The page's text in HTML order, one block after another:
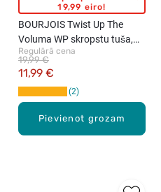
Pievienot grozam
19,99 eiro!
BOURJOIS Twist Up The
Voluma WP skropstu tuša,
Black, 8ml
Regulārā cena
11,99 €
19,99 €
2